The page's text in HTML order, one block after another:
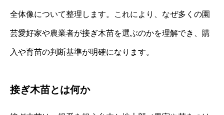
全体像について整理します。これにより、なぜ多くの園
芸愛好家や農業者が接ぎ木苗を選ぶのかを理解でき、購
入や育苗の判断基準が明確になります。
接ぎ木苗とは何か